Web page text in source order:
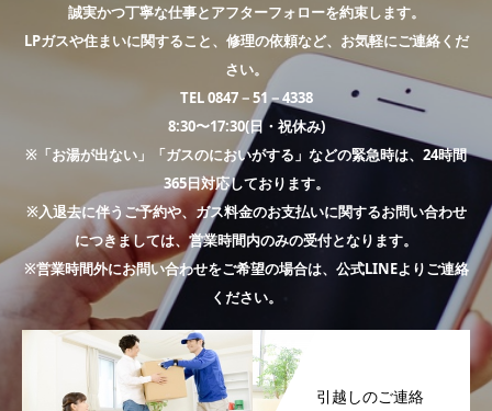
誠実かつ丁寧な仕事とアフターフォローを約束します。
LPガスや住まいに関すること、修理の依頼など、お気軽にご連絡くだ
さい。
TEL 0847－51－4338
8:30〜17:30(日・祝休み)
※「お湯が出ない」「ガスのにおいがする」などの緊急時は、24時間
365日対応しております。
※入退去に伴うご予約や、ガス料金のお支払いに関するお問い合わせ
につきましては、営業時間内のみの受付となります。
※営業時間外にお問い合わせをご希望の場合は、公式LINEよりご連絡
ください。
引越しのご連絡